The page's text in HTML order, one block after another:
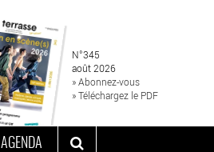
N°345
août 2026
» Abonnez-vous
» Téléchargez le PDF
AGENDA